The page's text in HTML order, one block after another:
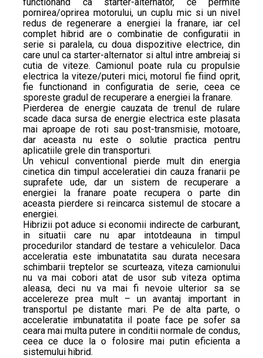
pornirea/oprirea motorului, un cuplu mic si un nivel
redus de regenerare a energiei la franare, iar cel
complet hibrid are o combinatie de configuratii in
serie si paralela, cu doua dispozitive electrice, din
care unul ca starter-alternator si altul intre ambreiaj si
cutia de viteze. Camionul poate rula cu propulsie
electrica la viteze/puteri mici, motorul fie fiind oprit,
fie functionand in configuratia de serie, ceea ce
sporeste gradul de recuperare a energiei la franare.
Pierderea de energie cauzata de trenul de rulare
scade daca sursa de energie electrica este plasata
mai aproape de roti sau post-transmisie, motoare,
dar aceasta nu este o solutie practica pentru
aplicatiile grele din transporturi.
Un vehicul conventional pierde mult din energia
cinetica din timpul acceleratiei din cauza franarii pe
suprafete ude, dar un sistem de recuperare a
energiei la franare poate recupera o parte din
aceasta pierdere si reincarca sistemul de stocare a
energiei.
Hibrizii pot aduce si economii indirecte de carburant,
in situatii care nu apar intotdeauna in timpul
procedurilor standard de testare a vehiculelor. Daca
acceleratia este imbunatatita sau durata necesara
schimbarii treptelor se scurteaza, viteza camionului
nu va mai cobori atat de usor sub viteza optima
aleasa, deci nu va mai fi nevoie ulterior sa se
accelereze prea mult – un avantaj important in
transportul pe distante mari. Pe de alta parte, o
acceleratie imbunatatita il poate face pe sofer sa
ceara mai multa putere in conditii normale de condus,
ceea ce duce la o folosire mai putin eficienta a
sistemului hibrid.